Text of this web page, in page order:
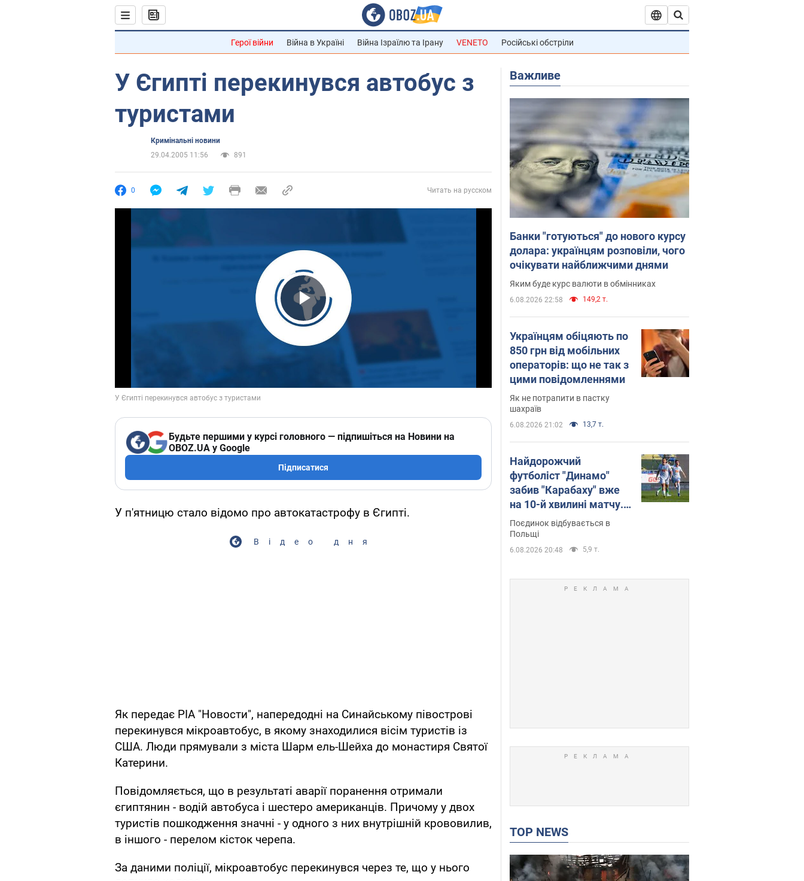
Герої війни Війна в Україні Війна Ізраїлю та Ірану VENETO Російські обстріли
У Єгипті перекинувся автобус з
туристами
Кримінальні новини
29.04.2005 11:56
891
0 Читать на русском
Play Video
Будьте першими у курсі головного — підпишіться на Новини на
OBOZ.UA у Google
Підписатися
У п'ятницю стало відомо про автокатастрофу в Єгипті.
Відео дня
Як передає РІА "Новости", напередодні на Синайському півострові
перекинувся мікроавтобус, в якому знаходилися вісім туристів із
США. Люди прямували з міста Шарм ель-Шейха до монастиря Святої
Катерини.
Повідомляється, що в результаті аварії поранення отримали
єгиптянин - водій автобуса і шестеро американців. Причому у двох
туристів пошкодження значні - у одного з них внутрішній крововилив,
в іншого - перелом кісток черепа.
За даними поліції, мікроавтобус перекинувся через те, що у нього
Важливе
Банки "готуються" до нового курсу
долара: українцям розповіли, чого
очікувати найближчими днями
Яким буде курс валюти в обмінниках
6.08.2026 22:58 149,2 т.
Українцям обіцяють по
850 грн від мобільних
операторів: що не так з
цими повідомленнями
Як не потрапити в пастку
шахраїв
6.08.2026 21:02 13,7 т.
Найдорожчий
футболіст "Динамо"
забив "Карабаху" вже
на 10-й хвилині матчу.
Відео
Поєдинок відбувається в
Польщі
6.08.2026 20:48 5,9 т.
TOP NEWS